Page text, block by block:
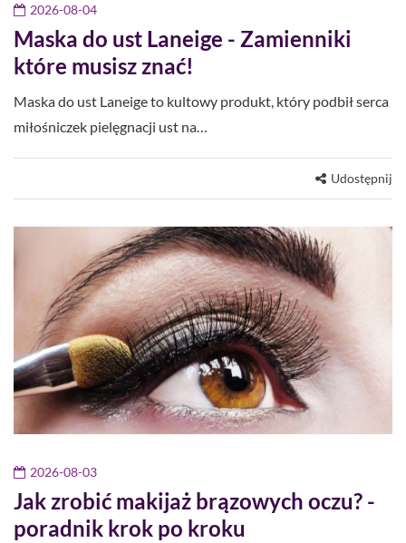
2026-08-04
Maska do ust Laneige - Zamienniki
które musisz znać!
Maska do ust Laneige to kultowy produkt, który podbił serca
miłośniczek pielęgnacji ust na…
Udostępnij
2026-08-03
Jak zrobić makijaż brązowych oczu? -
poradnik krok po kroku